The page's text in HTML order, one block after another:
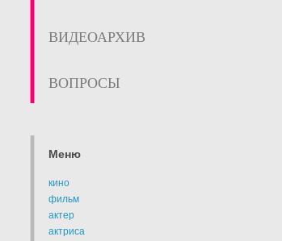
ВИДЕОАРХИВ
ВОПРОСЫ
Меню
кино
фильм
актер
актриса